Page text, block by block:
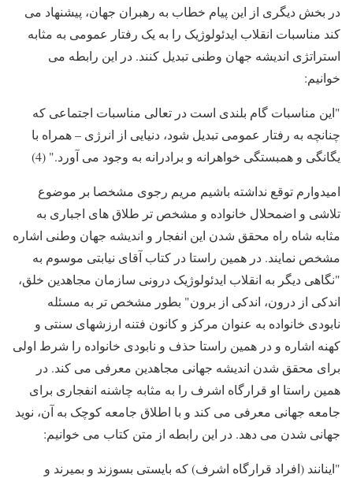
در بخش دیگری از این پیام خطاب به رهبران جهان، پیشنهاد می
کند مناسبات انقلاب ایدئولوژیک را به یک رفتار عمومی به مثابه
استراتژی اندیشه جهان وطنی تبدیل کنند. در این رابطه می
خوانیم:
"این مناسبات گام بلندی است در تعالی مناسبات اجتماعی که
چنانچه به رفتار عمومی تبدیل شود، دنیایی از انرژی – همراه با
یگانگی و همبستگی خواهرانه و برادرانه به وجود می آورد." (4)
امیدوارم توقع نداشته باشیم مریم رجوی مشخصا بر موضوع
تلاشی و اضمحلال خانواده و مشخص تر طلاق های اجباری به
مثابه شاه راه محقق شدن این انفجار و اندیشه جهان وطنی اشاره
مشخص نمایند. در همین راستا در کتاب آقای نیابتی موسوم به
"نگاهی دیگر به انقلاب ایدئولوژیک درونی سازمان مجاهدین خلق،
اندکی از درون، اندکی از برون" بطور مشخص تر به مسئله
نابودی خانواده به عنوان مرکز و کانون فتنه ارزشهای سنتی و
کهنه اشاره و در همین راستا حذف و نابودی خانواده را شرط اولی
برای محقق شدن اندیشه جهانی مجاهدین معرفی می کند. در
همین راستا او قرارگاه اشرف را به مثابه چاشنه انفجاری برای
جامعه جهانی معرفی می کند و با اطلاق جامعه کوچک به آن، نوید
جهانی شدن می دهد. در این رابطه از متن کتاب می خوانیم:
"اینانند (افراد قرارگاه اشرف) که بایستی بسوزند و بمیرند و